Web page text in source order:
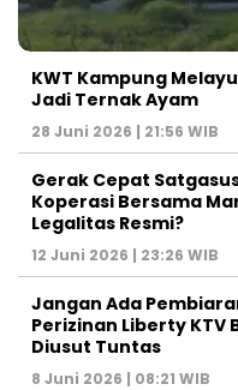
KWT Kampung
Jadi Ternak Ayam
28 Juni 2026 | 21:56 WIB
Gerak Cepat
Koperasi Bersama
Legalitas Resmi?
12 Juni 2026 | 23:26 WIB
Jangan Ada
Perizinan Liberty KTV
Diusut Tuntas
8 Juni 2026 | 08:21 WIB